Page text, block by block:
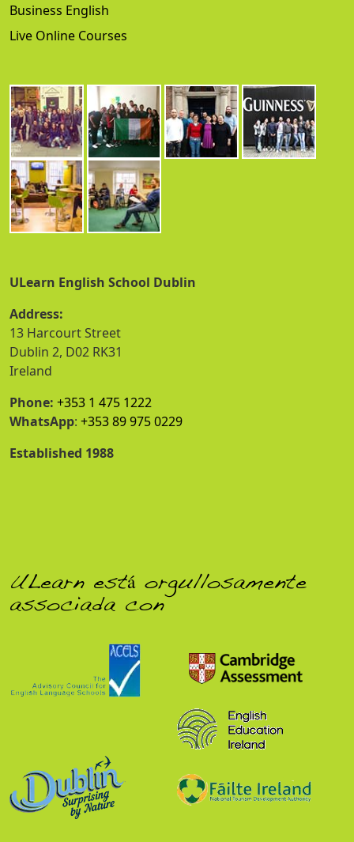
Business English
Live Online Courses
ULearn English School Dublin
Address:
13 Harcourt Street
Dublin 2, D02 RK31
Ireland
Phone: +353 1 475 1222
WhatsApp: +353 89 975 0229
Established 1988
ULearn está orgullosamente
associada con